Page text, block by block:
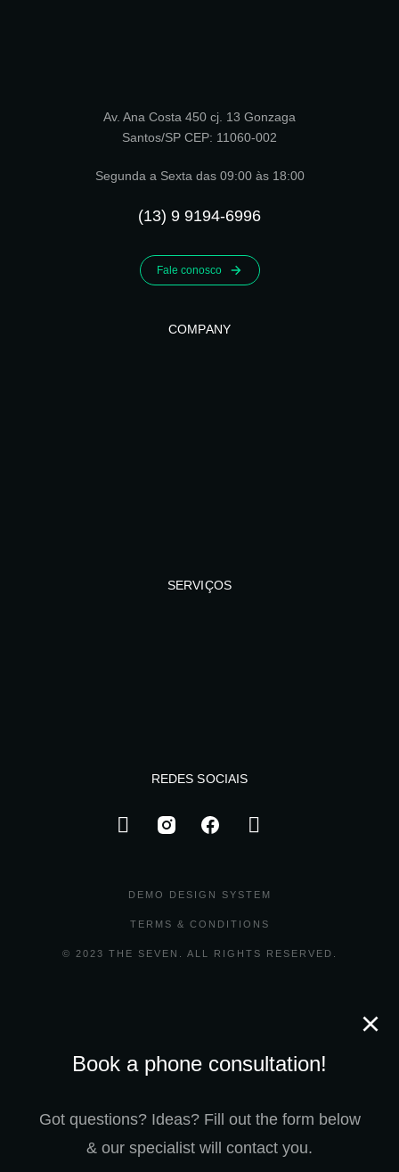
Av. Ana Costa 450 cj. 13 Gonzaga
Santos/SP CEP: 11060-002
Segunda a Sexta das 09:00 às 18:00
(13) 9 9194-6996
Fale conosco
COMPANY
SERVIÇOS
REDES SOCIAIS
© 2023 THE SEVEN. ALL RIGHTS RESERVED.
DEMO DESIGN SYSTEM
TERMS & CONDITIONS
Book a phone consultation!
Got questions? Ideas? Fill out the form below
& our specialist will contact you.